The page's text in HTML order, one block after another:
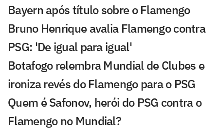
Bayern após título sobre o Flamengo
Bruno Henrique avalia Flamengo contra
PSG: 'De igual para igual'
Botafogo relembra Mundial de Clubes e
ironiza revés do Flamengo para o PSG
Quem é Safonov, herói do PSG contra o
Flamengo no Mundial?